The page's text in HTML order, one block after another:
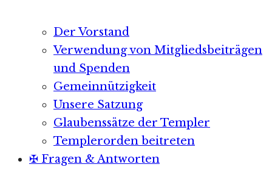
Der Vorstand
Verwendung von Mitgliedsbeiträgen
und Spenden
Gemeinnützigkeit
Unsere Satzung
Glaubenssätze der Templer
Templerorden beitreten
✠ Fragen & Antworten